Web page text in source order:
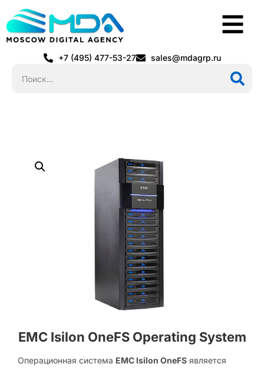
+7 (495) 477-53-27 sales@mdagrp.ru
EMC Isilon OneFS Operating System
Операционная система EMC Isilon OneFS является